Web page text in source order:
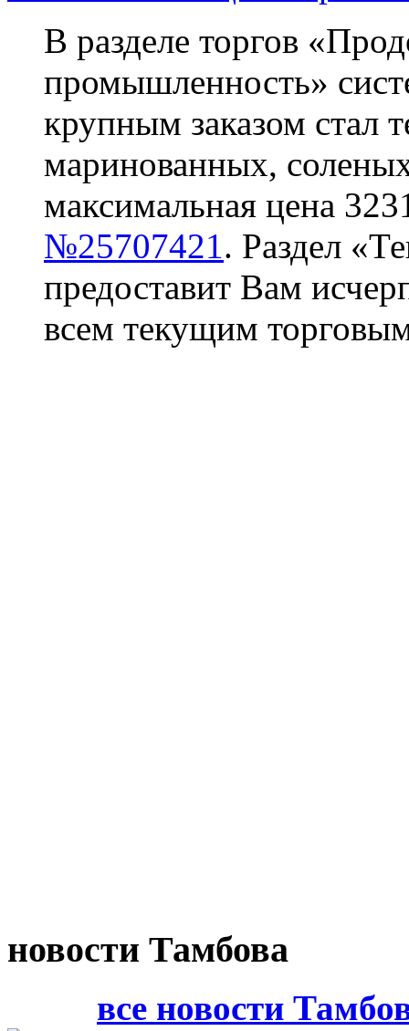
В разделе торгов
промышленность»
крупным заказом стал
маринованных,
максимальная цена
№25707421. Раздел
предоставит Вам
всем текущим
новости Тамбова
все новости